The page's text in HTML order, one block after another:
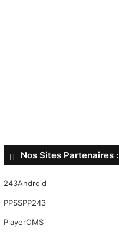
Nos Sites Partenaires :
243Android
PPSSPP243
PlayerOMS